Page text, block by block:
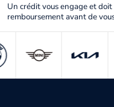
Un crédit vous engage et
remboursement avant de